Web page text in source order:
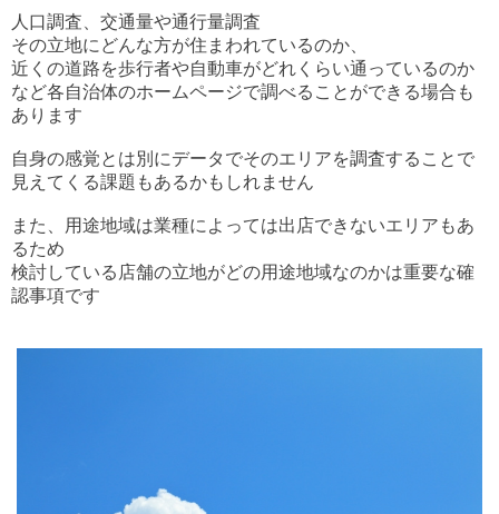
人口調査、交通量や通行量調査
その立地にどんな方が住まわれているのか、
近くの道路を歩行者や自動車がどれくらい通っているのか
など各自治体のホームページで調べることができる場合も
あります
自身の感覚とは別にデータでそのエリアを調査することで
見えてくる課題もあるかもしれません
また、用途地域は業種によっては出店できないエリアもあ
るため
検討している店舗の立地がどの用途地域なのかは重要な確
認事項です